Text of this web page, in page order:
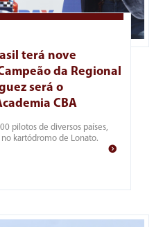
terá nove
da Regional
será o
CBA
pilotos de diversos países,
kartódromo de Lonato.